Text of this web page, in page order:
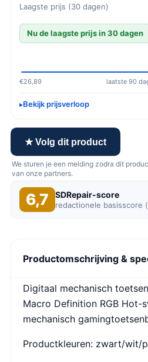
Laagste prijs (30 dagen)
Nu de laagste prijs in 30 dagen
€26,89 laatste 90
Bekijk prijsverloop
★ Volg dit product
We sturen je een melding zodra dit
van onze partners.
6,7 SDRepair-score
redactionele basisscore
Productomschrijving &
Digitaal mechanisch
Macro Definition RGB Hot-
mechanisch
Productkleuren: zwart/wit/